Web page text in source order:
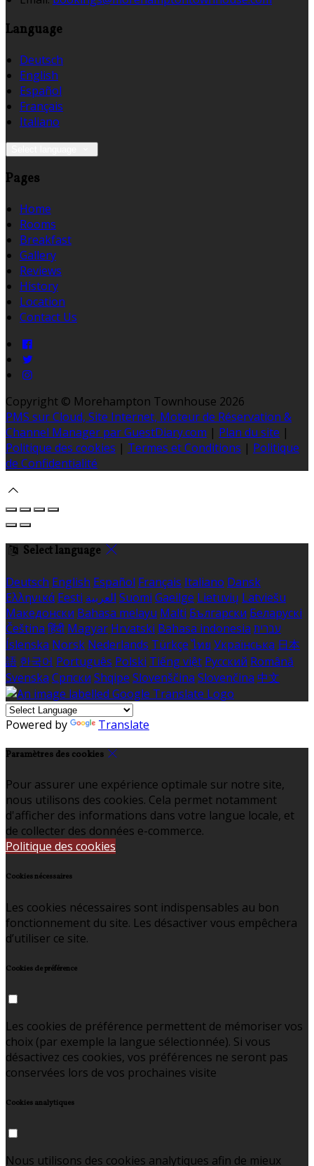
Language
Deutsch
English
Español
Français
Italiano
Pages
Home
Rooms
Breakfast
Gallery
Reviews
History
Location
Contact Us
Copyright © Morehampton Townhouse 2026
PMS sur Cloud, Site Internet, Moteur de Réservation &
Channel Manager par GuestDiary.com | Plan du site |
Politique des cookies | Termes et Conditions | Politique
de Confidentialité
Select language
Deutsch English Español Français Italiano Dansk
Ελληνικά Eesti العربية Suomi Gaeilge Lietuvių Latviešu
Македонски Bahasa melayu Malti Български Беларускі
Čeština हिंदी Magyar Hrvatski Bahasa indonesia עברית
Íslenska Norsk Nederlands Türkçe ไทย Українська 日本
語 한국어 Português Polski Tiếng việt Русский Română
Svenska Српски Shqipe Slovenščina Slovenčina 中文
Powered by Translate
Paramètres des cookies
Pour assurer une expérience optimale sur notre site,
nous utilisons des cookies. Cela permet notamment
d'afficher des informations dans votre langue locale, et
de collecter des données e-commerce.
Politique des cookies
Cookies nécessaires
Les cookies nécessaires sont indispensables au bon
fonctionnement du site. Les désactiver vous empêchera
d’utiliser ce site.
Cookies de préférence
Les cookies de préférence permettent de mémoriser vos
choix (par exemple la langue sélectionnée). Si vous
désactivez ces cookies, vos préférences ne seront pas
conservées lors de vos prochaines visite
Cookies analytiques
Nous utilisons des cookies analytiques afin de mieux